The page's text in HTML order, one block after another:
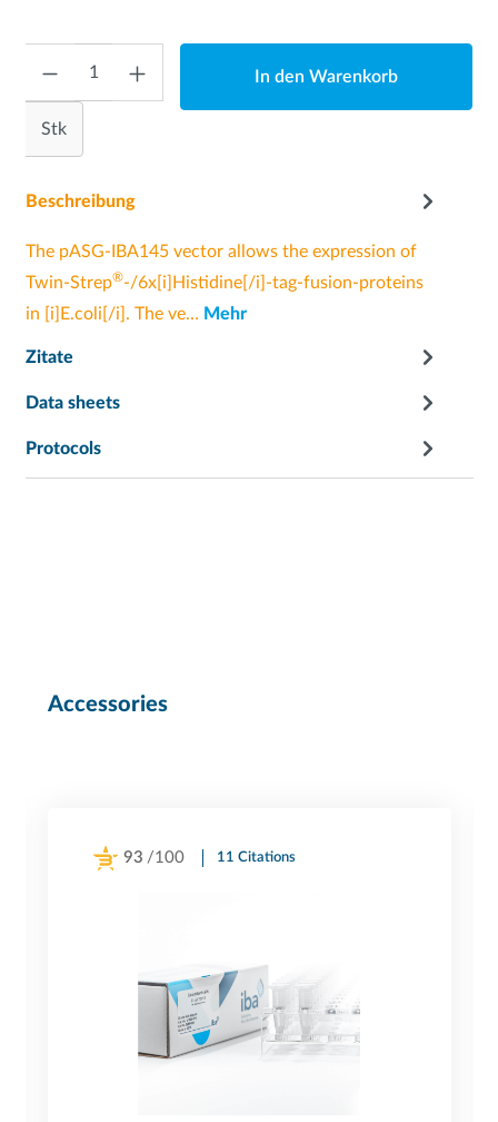
Stk
In den Warenkorb
Beschreibung
The pASG-IBA145 vector allows the expression of
Twin-Strep®-/6x[i]Histidine[/i]-tag-fusion-proteins
in [i]E.coli[/i]. The ve… Mehr
Zitate
Data sheets
Protocols
Accessories
93 /100 11 Citations